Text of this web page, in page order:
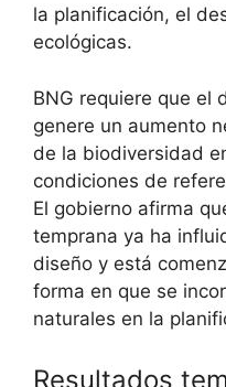
la planificación, el
ecológicas.
BNG requiere que el
genere un aumento
de la biodiversidad
condiciones de
El gobierno afirma
temprana ya ha
diseño y está
forma en que se
naturales en la
Resultados